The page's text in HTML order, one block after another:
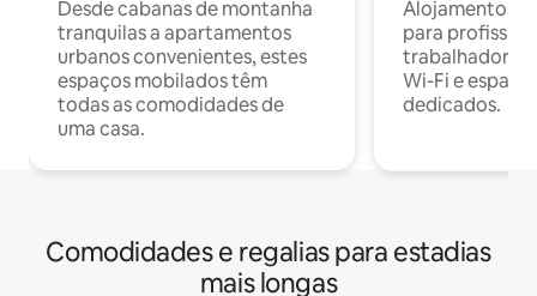
Desde cabanas de montanha
tranquilas a apartamentos
urbanos convenientes, estes
espaços mobilados têm
todas as comodidades de
uma casa.
Alojamentos
para
trabalhadores
Wi-Fi e
dedicados.
Comodidades e regalias para estadias
mais longas